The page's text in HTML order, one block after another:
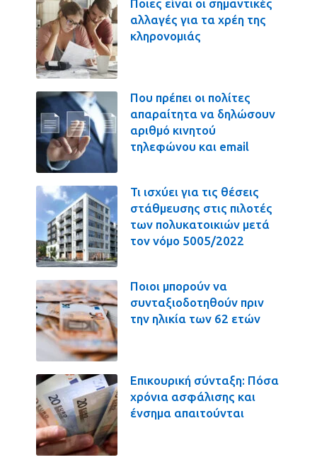
Ποιες είναι οι σημαντικές
αλλαγές για τα χρέη της
κληρονομιάς
Που πρέπει οι πολίτες
απαραίτητα να δηλώσουν
αριθμό κινητού
τηλεφώνου και email
Τι ισχύει για τις θέσεις
στάθμευσης στις πιλοτές
των πολυκατοικιών μετά
τον νόμο 5005/2022
Ποιοι μπορούν να
συνταξιοδοτηθούν πριν
την ηλικία των 62 ετών
Επικουρική σύνταξη: Πόσα
χρόνια ασφάλισης και
ένσημα απαιτούνται